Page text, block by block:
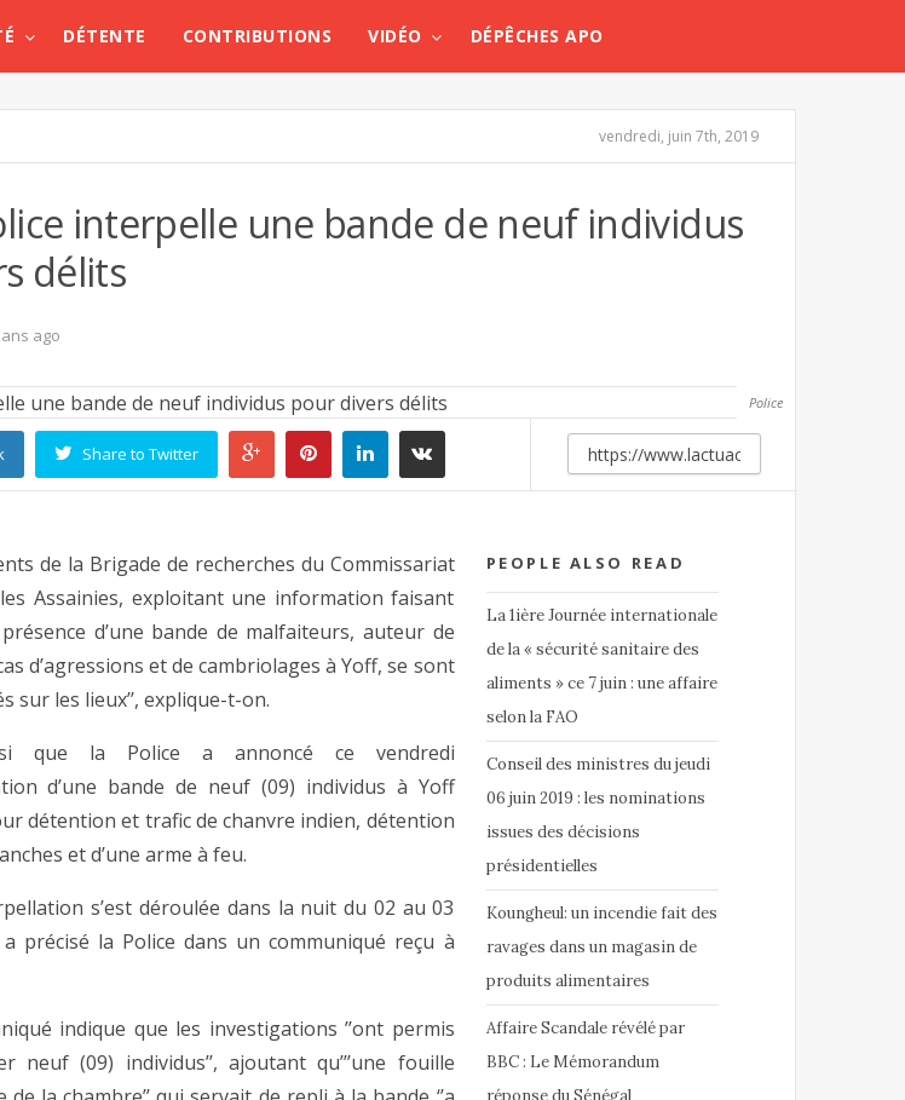
DÉTENTE CONTRIBUTIONS VIDÉO DÉPÊCHES APO
vendredi, juin 7th, 2019
interpelle une bande de neuf individus
délits
ago
Police
Share to Twitter
PEOPLE ALSO READ
La 1ière Journée internationale
de la « sécurité sanitaire des
aliments » ce 7 juin : une affaire
selon la FAO
Conseil des ministres du jeudi
06 juin 2019 : les nominations
issues des décisions
présidentielles
Koungheul: un incendie fait des
ravages dans un magasin de
produits alimentaires
Affaire Scandale révélé par
BBC : Le Mémorandum
de la Brigade de recherches du Commissariat
Assainies, exploitant une information faisant
d’une bande de malfaiteurs, auteur de
d’agressions et de cambriolages à Yoff, se sont
sur les lieux’’, explique-t-on.
que la Police a annoncé ce vendredi
d’une bande de neuf (09) individus à Yoff
détention et trafic de chanvre indien, détention
et d’une arme à feu.
s’est déroulée dans la nuit du 02 au 03
précisé la Police dans un communiqué reçu à
indique que les investigations ’’ont permis
neuf (09) individus’’, ajoutant qu’’’une fouille